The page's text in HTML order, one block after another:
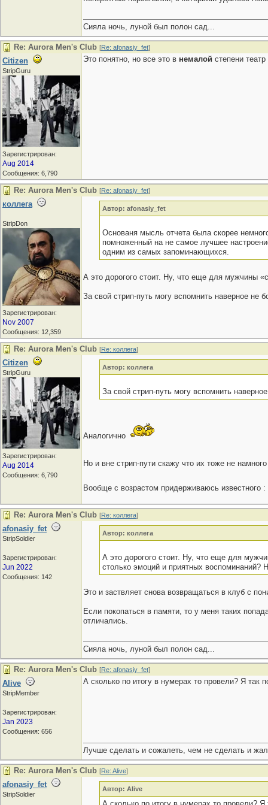
Сияла ночь, луной был полон сад...
Re: Aurora Men's Club [Re: afonasiy_fet]
Citizen
StripGuru
Зарегистрирован:
Aug 2014
Сообщения: 6,790
Это понятно, но все это в немалой степени
Re: Aurora Men's Club [Re: afonasiy_fet]
коллега
StripDon
Зарегистрирован:
Nov 2007
Сообщения: 12,359
Автор: afonasiy_fet
Основаня мысль отчета была скорее
помноженный на не самое лучшее
одним из самых запоминающихся.
А это дорогого стоит. Ну, что еще для мужчины
За свой стрип-путь могу вспомнить наверное не
Re: Aurora Men's Club [Re: коллега]
Citizen
StripGuru
Зарегистрирован:
Aug 2014
Сообщения: 6,790
Автор: коллега
За свой стрип-путь могу вспомнить
Аналогично
Но и вне стрип-пути скажу что их тоже не
Вообще с возрастом придерживаюсь
Re: Aurora Men's Club [Re: коллега]
afonasiy_fet
StripSoldier
Зарегистрирован:
Jun 2022
Сообщения: 142
Автор: коллега
А это дорогого стоит. Ну, что еще для
столько эмоций и приятных воспоминаний?
Это и заствляет снова возвращаться в клуб с
Если покопаться в памяти, то у меня таких
отличались.
Сияла ночь, луной был полон сад...
Re: Aurora Men's Club [Re: afonasiy_fet]
Alive
StripMember
Зарегистрирован:
Jan 2023
Сообщения: 656
А сколько по итогу в нумерах то провели? Я
Лучше сделать и сожалеть, чем не сделать и
Re: Aurora Men's Club [Re: Alive]
afonasiy_fet
StripSoldier
Автор: Alive